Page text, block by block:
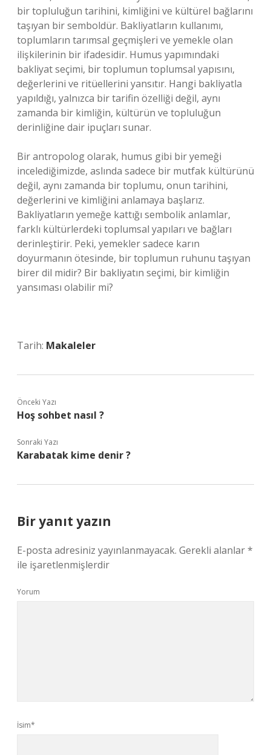
bir topluluğun tarihini, kimliğini ve kültürel bağlarını
taşıyan bir semboldür. Bakliyatların kullanımı,
toplumların tarımsal geçmişleri ve yemekle olan
ilişkilerinin bir ifadesidir. Humus yapımındaki
bakliyat seçimi, bir toplumun toplumsal yapısını,
değerlerini ve ritüellerini yansıtır. Hangi bakliyatla
yapıldığı, yalnızca bir tarifin özelliği değil, aynı
zamanda bir kimliğin, kültürün ve topluluğun
derinliğine dair ipuçları sunar.
Bir antropolog olarak, humus gibi bir yemeği
incelediğimizde, aslında sadece bir mutfak kültürünü
değil, aynı zamanda bir toplumu, onun tarihini,
değerlerini ve kimliğini anlamaya başlarız.
Bakliyatların yemeğe kattığı sembolik anlamlar,
farklı kültürlerdeki toplumsal yapıları ve bağları
derinleştirir. Peki, yemekler sadece karın
doyurmanın ötesinde, bir toplumun ruhunu taşıyan
birer dil midir? Bir bakliyatın seçimi, bir kimliğin
yansıması olabilir mi?
Tarih: Makaleler
Önceki Yazı
Hoş sohbet nasıl ?
Sonraki Yazı
Karabatak kime denir ?
Bir yanıt yazın
E-posta adresiniz yayınlanmayacak. Gerekli alanlar*
ile işaretlenmişlerdir
Yorum
İsim*